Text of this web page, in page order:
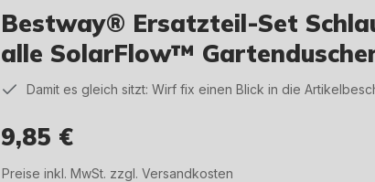
Bestway® Ersatzteil-Set
alle SolarFlow™
Damit es gleich sitzt: Wirf fix einen Blick in die
9,85 €
Preise inkl. MwSt. zzgl. Versandkosten